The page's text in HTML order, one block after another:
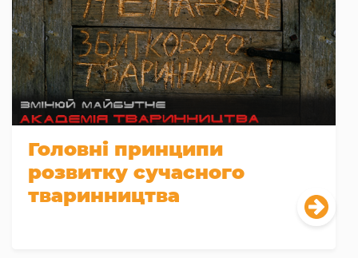
Головні принципи
розвитку сучасного
тваринництва